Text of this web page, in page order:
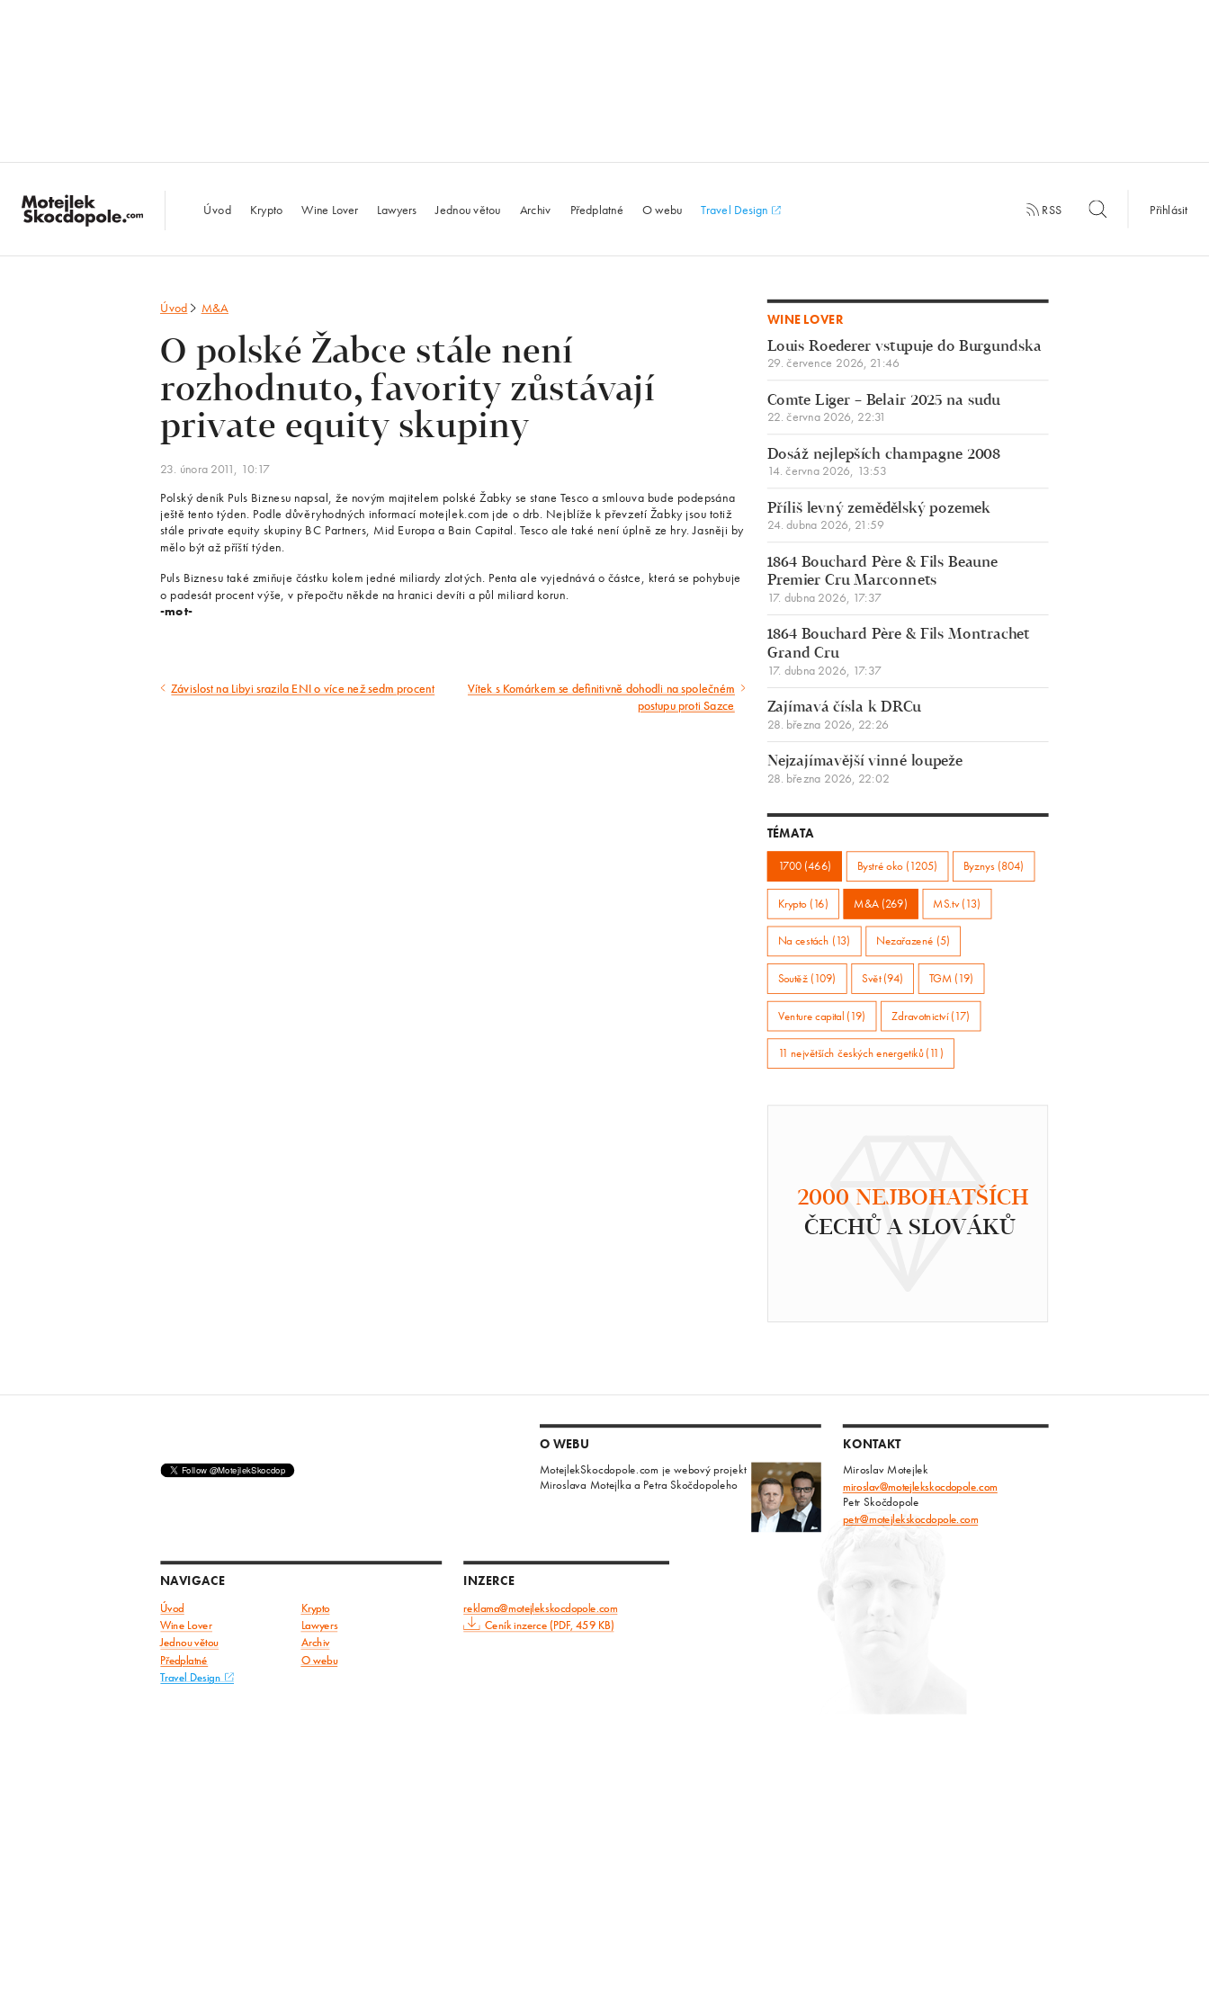
MotejlekSkocdopole.com
Úvod Krypto Wine Lover Lawyers Jednou větou Archiv Předplatné O webu Travel Design RSS Přihlásit
Úvod M&A
O polské Žabce stále není
rozhodnuto, favority zůstávají
private equity skupiny
23. února 2011, 10:17
Polský deník Puls Biznesu napsal, že novým majitelem polské Žabky se stane Tesco a smlouva bude podepsána
ještě tento týden. Podle důvěryhodných informací motejlek.com jde o drb. Nejblíže k převzetí Žabky jsou totiž
stále private equity skupiny BC Partners, Mid Europa a Bain Capital. Tesco ale také není úplně ze hry. Jasněji by
mělo být až příští týden.
Puls Biznesu také zmiňuje částku kolem jedné miliardy zlotých. Penta ale vyjednává o částce, která se pohybuje
o padesát procent výše, v přepočtu někde na hranici devíti a půl miliard korun.
-mot-
Předcházející
Závislost na Libyi srazila ENI o více než sedm procent
Následující
Vítek s Komárkem se definitivně dohodli na společném
postupu proti Sazce
WINE LOVER
Louis Roederer vstupuje do Burgundska
29. července 2026, 21:46
Comte Liger – Belair 2025 na sudu
22. června 2026, 22:31
Dosáž nejlepších champagne 2008
14. června 2026, 13:53
Příliš levný zemědělský pozemek
24. dubna 2026, 21:59
1864 Bouchard Père & Fils Beaune
Premier Cru Marconnets
17. dubna 2026, 17:37
1864 Bouchard Père & Fils Montrachet
Grand Cru
17. dubna 2026, 17:37
Zajímavá čísla k DRCu
28. března 2026, 22:26
Nejzajímavější vinné loupeže
28. března 2026, 22:02
TÉMATA
1700 (466) Bystré oko (1205) Byznys (804)
Krypto (16) M&A (269) MS.tv (13)
Na cestách (13) Nezařazené (5)
Soutěž (109) Svět (94) TGM (19)
Venture capital (19) Zdravotnictví (17)
11 největších českých energetiků (11)
2000 NEJBOHATŠÍCH
ČECHŮ A SLOVÁKŮ
O WEBU
MotejlekSkocdopole.com je webový projekt
Miroslava Motejlka a Petra Skočdopoleho
KONTAKT
Miroslav Motejlek
miroslav@motejlekskocdopole.com
Petr Skočdopole
petr@motejlekskocdopole.com
NAVIGACE
Úvod Krypto
Wine Lover
Lawyers
Jednou větou
Archiv
Předplatné O webu
Travel Design
INZERCE
reklama@motejlekskocdopole.com
Ceník inzerce (PDF, 459 KB)